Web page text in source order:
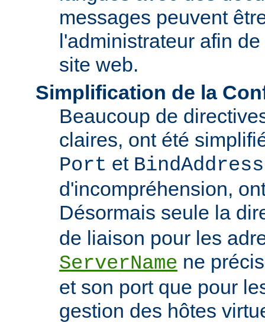
messages peuvent
l'administrateur afin
site web.
Simplification de la
Beaucoup de
claires, ont été
Port et BindAddress
d'incompréhension,
Désormais seule la
de liaison pour les
ServerName ne
et son port que pour
gestion des hôtes